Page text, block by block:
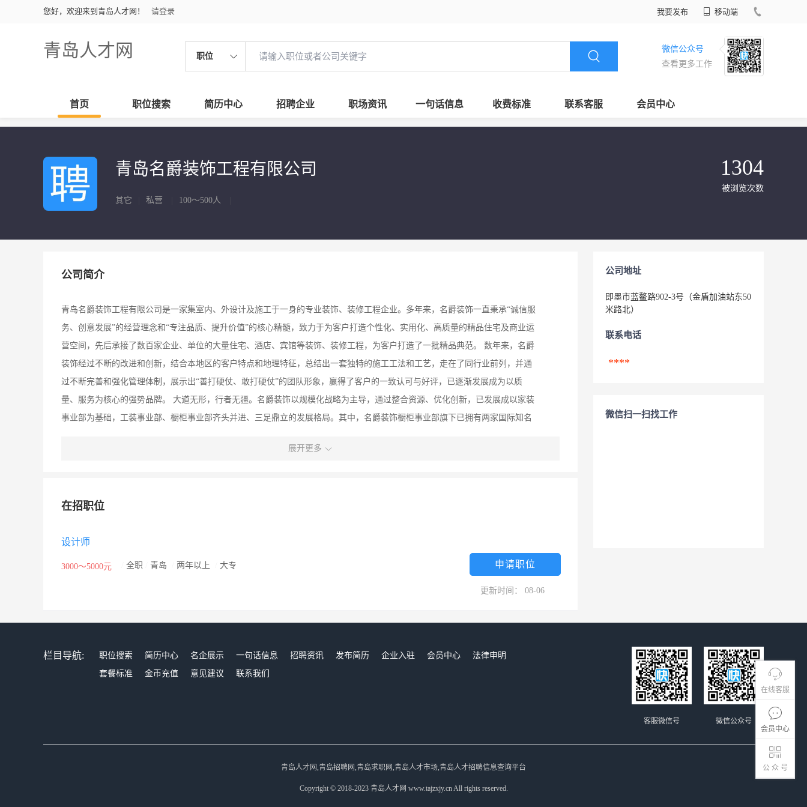
您好，欢迎来到青岛人才网！ 请登录 我要发布 移动端
青岛人才网 职位
微信公众号
查看更多工作
首页 职位搜索 简历中心 招聘企业 职场资讯 一句话信息 收费标准 联系客服 会员中心
在线客服
会员中心
公 众 号
青岛名爵装饰工程有限公司
其它 私营 100～500人
1304
被浏览次数
公司简介
青岛名爵装饰工程有限公司是一家集室内、外设计及施工于一身的专业装饰、装修工程企业。多年来，名爵装饰一直秉承“诚信服
务、创意发展”的经营理念和“专注品质、提升价值”的核心精髓，致力于为客户打造个性化、实用化、高质量的精品住宅及商业运
营空间，先后承接了数百家企业、单位的大量住宅、酒店、宾馆等装饰、装修工程，为客户打造了一批精品典范。 数年来，名爵
装饰经过不断的改进和创新，结合本地区的客户特点和地理特征，总结出一套独特的施工工法和工艺，走在了同行业前列，并通
过不断完善和强化管理体制，展示出“善打硬仗、敢打硬仗”的团队形象，赢得了客户的一致认可与好评，已逐渐发展成为以质
量、服务为核心的强势品牌。 大道无形，行者无疆。名爵装饰以规模化战略为主导，通过整合资源、优化创新，已发展成以家装
事业部为基础，工装事业部、橱柜事业部齐头并进、三足鼎立的发展格局。其中，名爵装饰橱柜事业部旗下已拥有两家国际知名
（Qingdao Deson Domestic Kitchenware Co。,Ltd。），公司总投资750万美元，拥有39600平方米的制造基地及世界最先进的生产
国各大橱柜商场。 二、欧琳橱柜城阳红星美凯龙旗舰店 三、欧琳橱柜临沂旗舰店 OULIN，一个蕴含欧洲元素的高端厨具品牌，
产及营销的国际化集团公司。OULIN是国内最早进军厨具行业的专业企业之一，也是国内专业设计力量最强大、厨具产品线最丰
富的国际化公司之一。集团总部坐落于宁波鄞州投资创业中心，占地面积达22。5万平方米，公司目前员工1600余名，各类专业技
展开更多
在招职位
设计师
3000～5000元 全职 青岛 两年以上 大专 申请职位
更新时间： 08-06
公司地址
即墨市蓝鳌路902-3号（金盾加油站东50
米路北）
联系电话
****
微信扫一扫找工作
栏目导航: 职位搜索 简历中心 名企展示 一句话信息 招聘资讯 发布简历 企业入驻 会员中心
法律申明
套餐标准
金币充值 意见建议 联系我们
微信公众号
客服微信号
青岛人才网,青岛招聘网,青岛求职网,青岛人才市场,青岛人才招聘信息查询平台
Copyright © 2018-2023 青岛人才网 www.tajzxjy.cn All rights reserved.